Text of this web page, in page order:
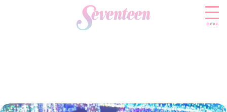
menu
FASHION